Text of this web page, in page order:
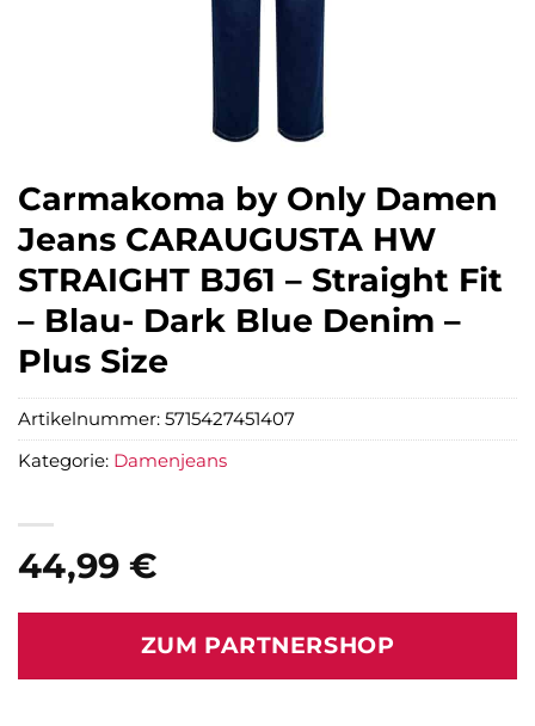
Carmakoma by Only Damen
Jeans CARAUGUSTA HW
STRAIGHT BJ61 – Straight Fit
– Blau- Dark Blue Denim –
Plus Size
44,99 €
ZUM PARTNERSHOP
Artikelnummer: 5715427451407
Kategorie: Damenjeans